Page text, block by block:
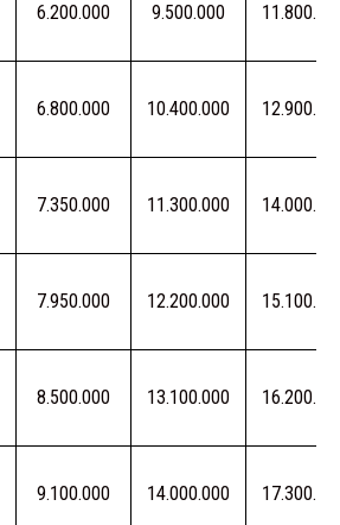
6.200.000 9.500.000
6.800.000 10.400.000
7.350.000 11.300.000
7.950.000 12.200.000
8.500.000 13.100.000
9.100.000 14.000.000